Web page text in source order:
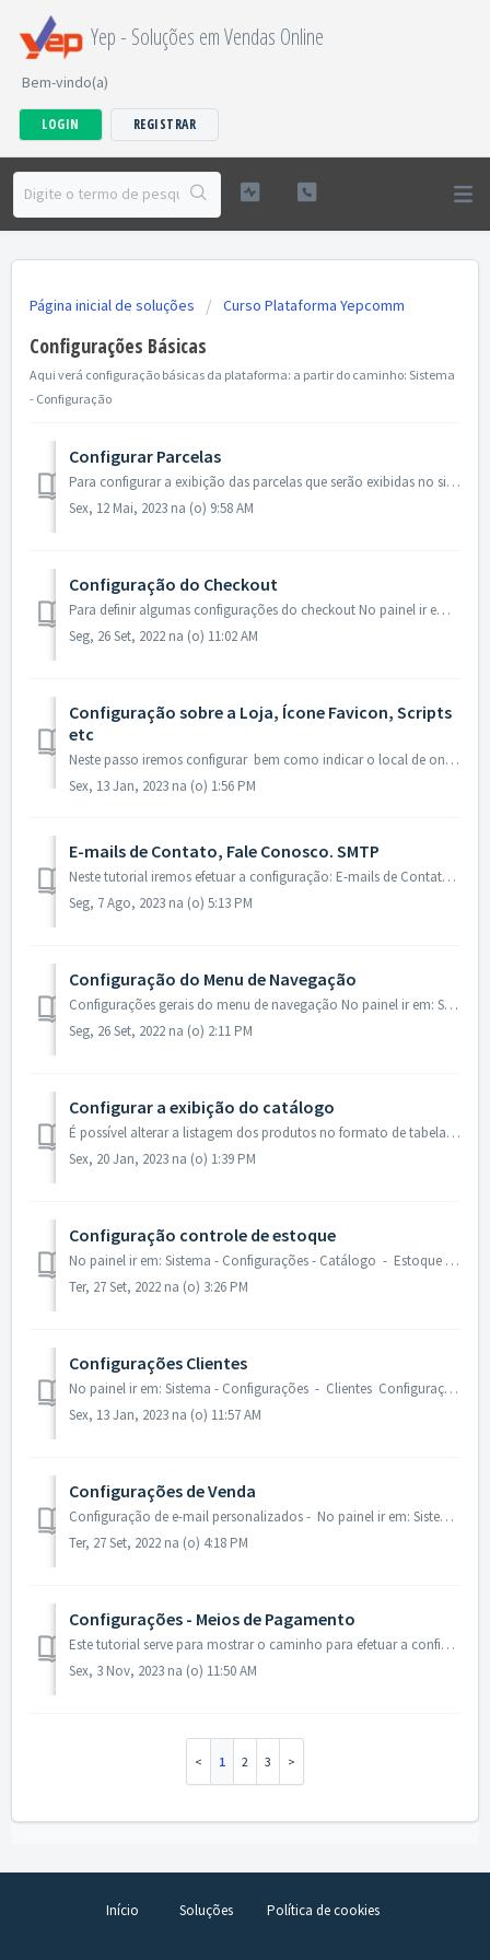
Yep - Soluções em Vendas Online
Bem-vindo(a)
LOGIN REGISTRAR
Página inicial de soluções Curso Plataforma Yepcomm
Configurações Básicas
Aqui verá configuração básicas da plataforma: a partir do caminho: Sistema
- Configuração
Configurar Parcelas
Para configurar a exibição das parcelas que serão exibidas no site (front-end) na página de produto. Em: Sistema - Configuração - Parcelas na Pági...
Sex, 12 Mai, 2023 na (o) 9:58 AM
Configuração do Checkout
Para definir algumas configurações do checkout No painel ir em: Sistema - Configuração - Checkout Yepcomm (configurações) Aqui poderá configu...
Seg, 26 Set, 2022 na (o) 11:02 AM
Configuração sobre a Loja, Ícone Favicon, Scripts
etc
Neste passo iremos configurar bem como indicar o local de onde inserir as informações da loja - como: O nome, telefone, endereço, A inserção do...
Sex, 13 Jan, 2023 na (o) 1:56 PM
E-mails de Contato, Fale Conosco. SMTP
Neste tutorial iremos efetuar a configuração: E-mails de Contato Fale Conosco Configuração do Smtp Erros e Considerações 1 - Para definir os e-...
Seg, 7 Ago, 2023 na (o) 5:13 PM
Configuração do Menu de Navegação
Configurações gerais do menu de navegação No painel ir em: Sistema - Configuração - SW Extensions (Megamenu) Configurações Gerais Para hab...
Seg, 26 Set, 2022 na (o) 2:11 PM
Configurar a exibição do catálogo
É possível alterar a listagem dos produtos no formato de tabelas (lado a lado) e no formato lista (um abaixo do outro) essas configurações padrões de fronte...
Sex, 20 Jan, 2023 na (o) 1:39 PM
Configuração controle de estoque
No painel ir em: Sistema - Configurações - Catálogo - Estoque Para reduzir o estoque quando o pedido for aprovado, reajustar o estoque quando o p...
Ter, 27 Set, 2022 na (o) 3:26 PM
Configurações Clientes
No painel ir em: Sistema - Configurações - Clientes Configuração Assinatura do Newsletter Para permitir assinatura de visitantes, exigir co...
Sex, 13 Jan, 2023 na (o) 11:57 AM
Configurações de Venda
Configuração de e-mail personalizados - No painel ir em: Sistema - Configuração - Vendas > Configurações de e-mail personalizados Set...
Ter, 27 Set, 2022 na (o) 4:18 PM
Configurações - Meios de Pagamento
Este tutorial serve para mostrar o caminho para efetuar a configuração do módulo de pagamento, tendo em vista que depende do meio de pagamento escolhido pel...
Sex, 3 Nov, 2023 na (o) 11:50 AM
1 2 3
Início Soluções Política de cookies